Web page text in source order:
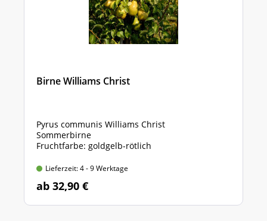
Birne Williams Christ
Pyrus communis Williams Christ
Sommerbirne
Fruchtfarbe: goldgelb-rötlich
Lieferzeit: 4 - 9 Werktage
ab 32,90 €